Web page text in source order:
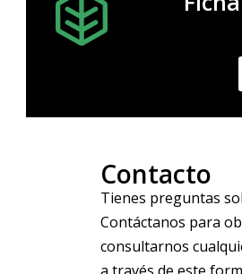
Contacto
Tienes preguntas
Contáctanos para
consultarnos